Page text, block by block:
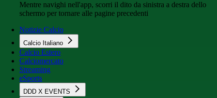
Mentre navighi nell'app, scorri il dito da sinistra a destra dello
schermo per tornare alle pagine precedenti
Notizie Calcio
Calcio Italiano
Calcio Estero
Calciomercato
Streaming
eSports
DDD X EVENTS